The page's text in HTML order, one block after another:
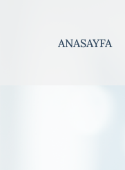
ANASAYFA